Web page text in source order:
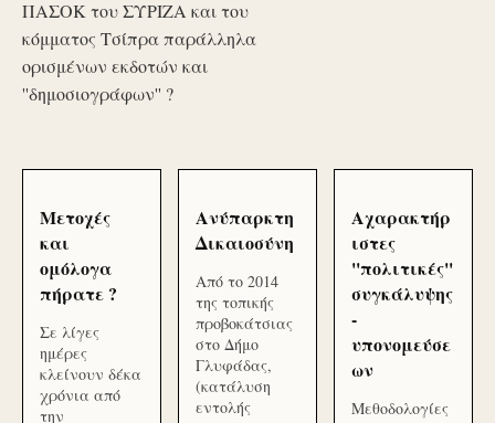
ΠΑΣΟΚ του ΣΥΡΙΖΑ και του
κόμματος Τσίπρα παράλληλα
ορισμένων εκδοτών και
''δημοσιογράφων'' ?
Μετοχές
και
ομόλογα
πήρατε ?
Σε λίγες
ημέρες
κλείνουν δέκα
χρόνια από
την
Ανύπαρκτη
Δικαιοσύνη
Από το 2014
της τοπικής
προβοκάτσιας
στο Δήμο
Γλυφάδας,
(κατάλυση
εντολής
Αχαρακτήρ
ιστες
''πολιτικές''
συγκάλυψης
-
υπονομεύσε
ων
Μεθοδολογίες